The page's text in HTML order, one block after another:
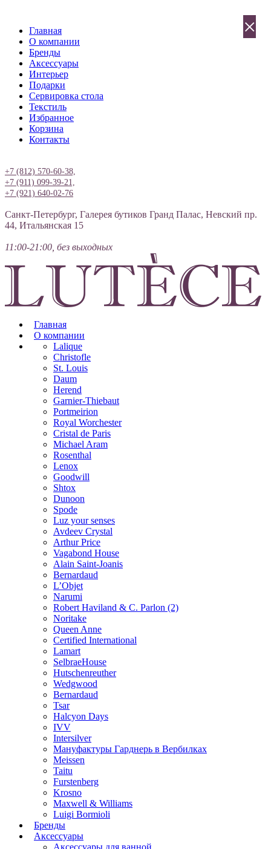
Главная
О компании
Бренды
Аксессуары
Интерьер
Подарки
Сервировка стола
Текстиль
Избранное
Корзина
Контакты
+7 (812) 570-60-38,
+7 (911) 099-39-21,
+7 (921) 640-02-76
Санкт-Петербург, Галерея бутиков Гранд Палас, Невский пр.
44, Итальянская 15
11:00-21:00, без выходных
Главная
О компании
Lalique
Christofle
St. Louis
Daum
Herend
Garnier-Thiebaut
Portmeirion
Royal Worchester
Cristal de Paris
Michael Aram
Rosenthal
Lenox
Goodwill
Shtox
Dunoon
Spode
Luz your senses
Avdeev Crystal
Arthur Price
Vagabond House
Alain Saint-Joanis
Bernardaud
L’Objet
Narumi
Robert Haviland & C. Parlon (2)
Noritakе
Queen Anne
Certified International
Lamart
SelbraeHouse
Hutschenreuther
Wedgwood
Bernardaud
Tsar
Halcyon Days
IVV
Intersilver
Мануфактуры Гарднерь в Вербилках
Meissen
Taitu
Furstenberg
Krosno
Maxwell & Williams
Luigi Bormioli
Бренды
Аксессуары
Аксессуары для ванной
×